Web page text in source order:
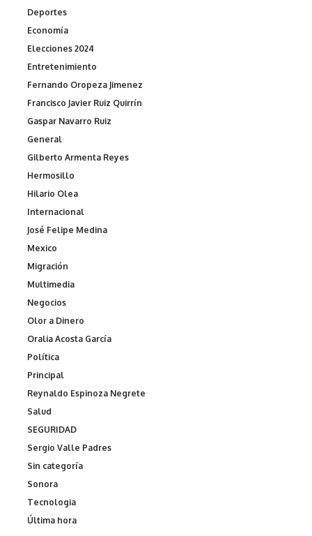
Deportes
Economía
Elecciones 2024
Entretenimiento
Fernando Oropeza Jimenez
Francisco Javier Ruiz Quirrín
Gaspar Navarro Ruiz
General
Gilberto Armenta Reyes
Hermosillo
Hilario Olea
Internacional
José Felipe Medina
Mexico
Migración
Multimedia
Negocios
Olor a Dinero
Oralia Acosta García
Política
Principal
Reynaldo Espinoza Negrete
Salud
SEGURIDAD
Sergio Valle Padres
Sin categoría
Sonora
Tecnologia
Última hora